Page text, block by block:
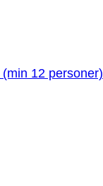
12 personer)